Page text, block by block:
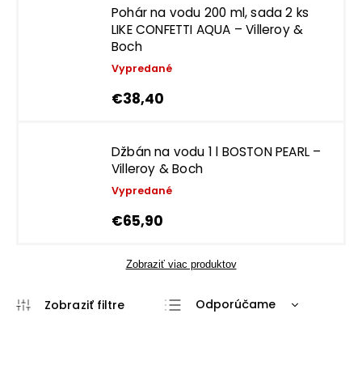
Pohár na vodu 200 ml, sada 2 ks
LIKE CONFETTI AQUA – Villeroy &
Boch
Vypredané
€38,40
Džbán na vodu 1 l BOSTON PEARL –
Villeroy & Boch
Vypredané
€65,90
Zobraziť viac produktov
Odporúčame